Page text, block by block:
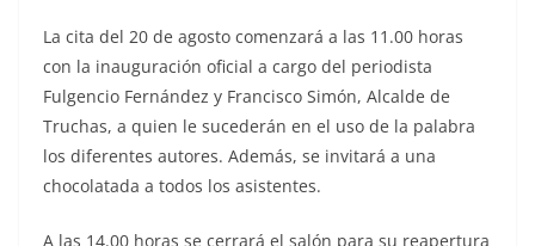
La cita del 20 de agosto comenzará a las 11.00 horas
con la inauguración oficial a cargo del periodista
Fulgencio Fernández y Francisco Simón, Alcalde de
Truchas, a quien le sucederán en el uso de la palabra
los diferentes autores. Además, se invitará a una
chocolatada a todos los asistentes.
A las 14.00 horas se cerrará el salón para su reapertura